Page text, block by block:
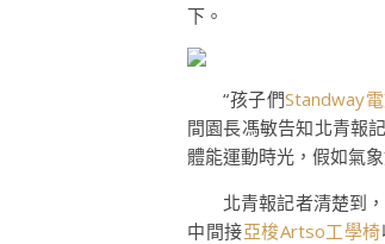
下。
“孩子們Standway
間園長馮敏告知北青報
體能運動時光，假如氣
北青報記者清楚到
中間接亞梭Artso工學椅